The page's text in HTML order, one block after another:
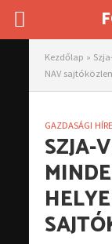
Kezdőlap »
NAV
GAZDASÁGI
SZJA-